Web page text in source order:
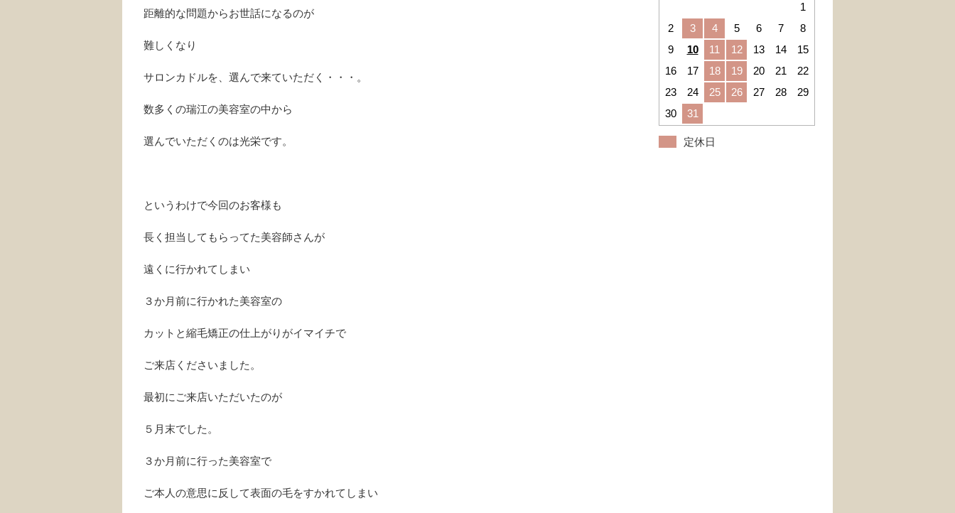
距離的な問題からお世話になるのが
難しくなり
サロンカドルを、選んで来ていただく・・・。
数多くの瑞江の美容室の中から
選んでいただくのは光栄です。
というわけで今回のお客様も
長く担当してもらってた美容師さんが
遠くに行かれてしまい
３か月前に行かれた美容室の
カットと縮毛矯正の仕上がりがイマイチで
ご来店くださいました。
最初にご来店いただいたのが
５月末でした。
３か月前に行った美容室で
ご本人の意思に反して表面の毛をすかれてしまい
1
2
3 4 5 6 7
8
9
10 11 12 13 14
15
16
17 18 19 20 21
22
23
24 25 26 27 28
29
30
31
定休日